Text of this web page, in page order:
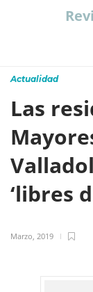
Actualidad
Las
‘libres
Marzo, 2019